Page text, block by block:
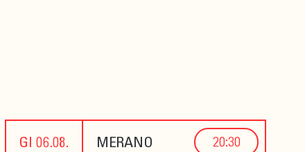
GI 06.08. MERANO 20:30